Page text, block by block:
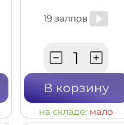
19 залпов
В корзину
на складе: мало